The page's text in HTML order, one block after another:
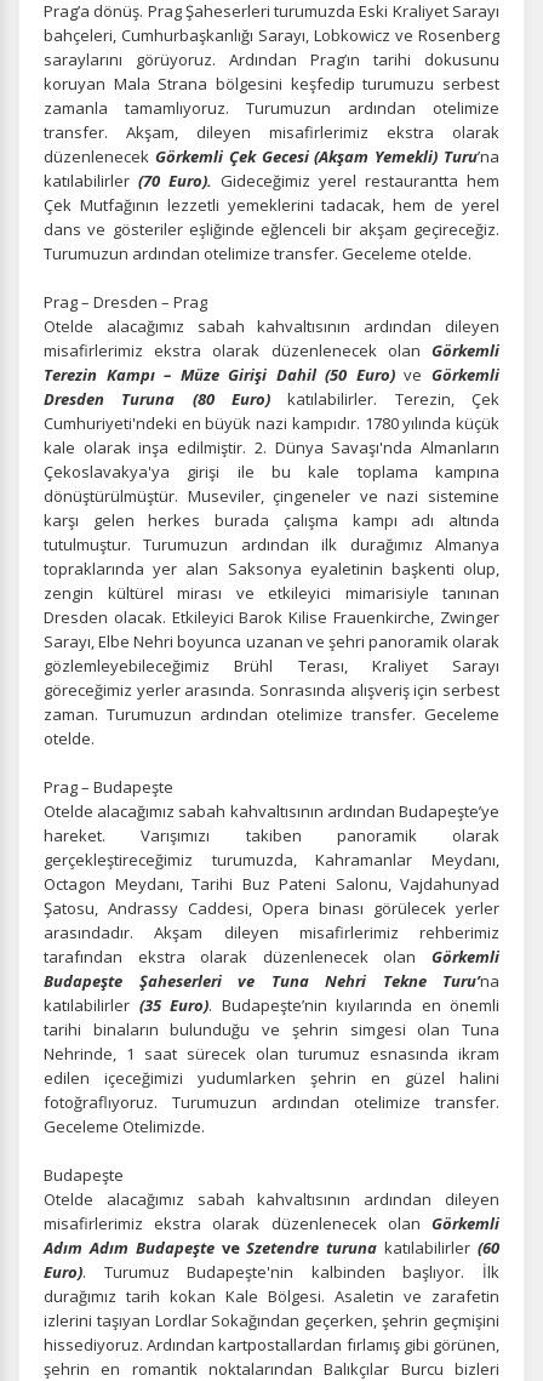
Zorunlu Çerezler HER ZAMAN AKTIF
Oturum yönetimi, güvenlik ve temel site işlevleri için
gereklidir. Bu çerezler olmadan site düzgün çalışmaz ve
devre dışı bırakılamaz.
İstatistik Çerezleri
ölçeriz. Hangi sayfaların popüler olduğunu ve
kullanıcıların nerede zorluk yaşadığını anlamamıza
yardımcı olur.
Pazarlama Çerezleri
Size ve ilgi alanlarınıza uygun reklamlar göstermek için
kullanılır. Kapatırsanız reklamları görmeye devam
edersiniz, ancak daha az alakalı olabilirler.
Prag’a dönüş. Prag Şaheserleri turumuzda Eski Kraliyet Sarayı
bahçeleri, Cumhurbaşkanlığı Sarayı, Lobkowicz ve Rosenberg
saraylarını görüyoruz. Ardından Prag’ın tarihi dokusunu
koruyan Mala Strana bölgesini keşfedip turumuzu serbest
zamanla tamamlıyoruz. Turumuzun ardından otelimize
transfer. Akşam, dileyen misafirlerimiz ekstra olarak
düzenlenecek Görkemli Çek Gecesi (Akşam Yemekli) Turu’na
katılabilirler (70 Euro). Gideceğimiz yerel restaurantta hem
Çek Mutfağının lezzetli yemeklerini tadacak, hem de yerel
dans ve gösteriler eşliğinde eğlenceli bir akşam geçireceğiz.
Turumuzun ardından otelimize transfer. Geceleme otelde.
Prag – Dresden – Prag
Otelde alacağımız sabah kahvaltısının ardından dileyen
misafirlerimizekstra olarak düzenlenecek olanGörkemli
Terezin Kampı – Müze Girişi Dahil (50 Euro)ve Görkemli
Dresden Turuna (80 Euro)katılabilirler. Terezin, Çek
Cumhuriyeti'ndeki en büyük nazi kampıdır. 1780 yılında küçük
kale olarak inşa edilmiştir. 2. Dünya Savaşı'nda Almanların
Çekoslavakya'ya girişi ile bu kale toplama kampına
dönüştürülmüştür. Museviler, çingeneler ve nazi sistemine
karşı gelen herkes burada çalışma kampı adı altında
tutulmuştur. Turumuzun ardından ilk durağımız Almanya
topraklarında yer alan Saksonya eyaletinin başkenti olup,
zengin kültürel mirası ve etkileyici mimarisiyle tanınan
Dresden olacak. Etkileyici Barok Kilise Frauenkirche, Zwinger
Sarayı, Elbe Nehri boyunca uzanan ve şehri panoramik olarak
gözlemleyebileceğimiz Brühl Terası, Kraliyet Sarayı
göreceğimiz yerler arasında. Sonrasında alışveriş için serbest
zaman. Turumuzun ardından otelimize transfer. Geceleme
otelde.
Prag – Budapeşte
Otelde alacağımız sabah kahvaltısının ardından Budapeşte’ye
hareket. Varışımızı takiben panoramik olarak
gerçekleştireceğimiz turumuzda, Kahramanlar Meydanı,
Octagon Meydanı, Tarihi Buz Pateni Salonu, Vajdahunyad
Şatosu, Andrassy Caddesi, Opera binası görülecek yerler
arasındadır. Akşam dileyen misafirlerimiz rehberimiz
tarafından ekstra olarak düzenlenecek olan Görkemli
Budapeşte Şaheserleri ve Tuna Nehri Tekne Turu’na
katılabilirler (35 Euro). Budapeşte’nin kıyılarında en önemli
tarihi binaların bulunduğu ve şehrin simgesi olan Tuna
Nehrinde, 1 saat sürecek olan turumuz esnasında ikram
edilen içeceğimizi yudumlarken şehrin en güzel halini
fotoğraflıyoruz. Turumuzun ardından otelimize transfer.
Geceleme Otelimizde.
Budapeşte
Otelde alacağımız sabah kahvaltısının ardından dileyen
misafirlerimiz ekstra olarak düzenlenecek olan Görkemli
Adım Adım BudapeşteveSzetendre turunakatılabilirler (60
Euro). Turumuz Budapeşte'nin kalbinden başlıyor. İlk
durağımız tarih kokan Kale Bölgesi. Asaletin ve zarafetin
izlerini taşıyan Lordlar Sokağından geçerken, şehrin geçmişini
hissediyoruz. Ardından kartpostallardan fırlamış gibi görünen,
şehrin en romantik noktalarından Balıkçılar Burcu bizleri